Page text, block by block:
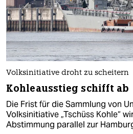
Volksinitiative droht zu scheitern
Kohleausstieg schifft ab
Die Frist für die Sammlung von
Volksinitiative „Tschüss Kohle“
Abstimmung parallel zur